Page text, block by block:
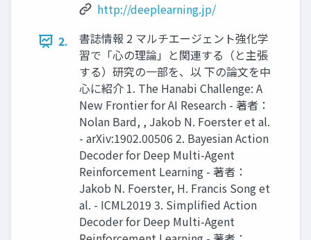
http://deeplearning.jp/
2.
書誌情報 2 マルチエージェント強化学
習で「心の理論」と関連する（と主張
する）研究の一部を、以 下の論文を中
心に紹介 1. The Hanabi Challenge: A
New Frontier for AI Research - 著者：
Nolan Bard, , Jakob N. Foerster et al.
- arXiv:1902.00506 2. Bayesian Action
Decoder for Deep Multi-Agent
Reinforcement Learning - 著者：
Jakob N. Foerster, H. Francis Song et
al. - ICML2019 3. Simplified Action
Decoder for Deep Multi-Agent